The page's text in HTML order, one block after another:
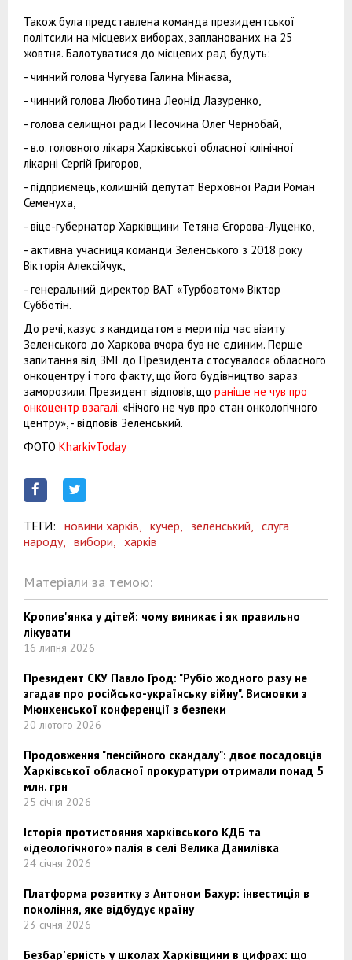
Також була представлена команда президентської
політсили на місцевих виборах, запланованих на 25
жовтня. Балотуватися до місцевих рад будуть:
- чинний голова Чугуєва Галина Мінаєва,
- чинний голова Люботина Леонід Лазуренко,
- голова селищної ради Песочина Олег Чернобай,
- в.о. головного лікаря Харківської обласної клінічної
лікарні Сергій Григоров,
- підприємець, колишній депутат Верховної Ради Роман
Семенуха,
- віце-губернатор Харківщини Тетяна Єгорова-Луценко,
- активна учасниця команди Зеленського з 2018 року
Вікторія Алексійчук,
- генеральний директор ВАТ «Турбоатом» Віктор
Субботін.
До речі, казус з кандидатом в мери під час візиту
Зеленського до Харкова вчора був не єдиним. Перше
запитання від ЗМІ до Президента стосувалося обласного
онкоцентру і того факту, що його будівництво зараз
заморозили. Президент відповів, що раніше не чув про
онкоцентр взагалі. «Нічого не чув про стан онкологічного
центру», - відповів Зеленський.
ФОТО KharkivToday
ТЕГИ: новини харків, кучер, зеленський,
слуга
народу,
вибори, харків
Матеріали за темою:
Кропив'янка у дітей: чому виникає і як правильно
лікувати
16 липня 2026
Президент СКУ Павло Грод: "Рубіо жодного разу не
згадав про російсько-українську війну". Висновки з
Мюнхенської конференції з безпеки
20 лютого 2026
Продовження "пенсійного скандалу": двоє посадовців
Харківської обласної прокуратури отримали понад 5
млн. грн
25 січня 2026
Історія протистояння харківського КДБ та
«ідеологічного» палія в селі Велика Данилівка
24 січня 2026
Платформа розвитку з Антоном Бахур: інвестиція в
покоління, яке відбудує країну
23 січня 2026
Безбар’єрність у школах Харківщини в цифрах: що